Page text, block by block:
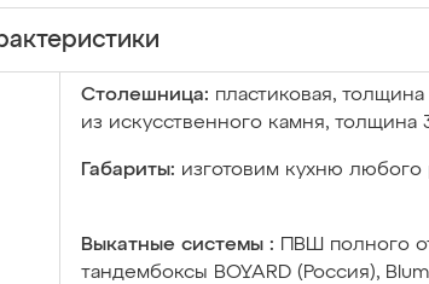
Столешница: пластиковая,
из искусственного камня, толщина
Габариты: изготовим кухню любого
Выкатные системы :
ПВШ полного
тандембоксы BOYARD (Россия),